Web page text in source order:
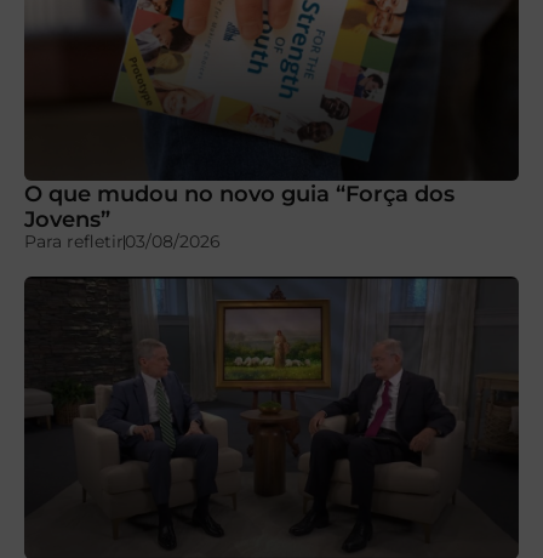
O que mudou no novo guia “Força dos
Jovens”
Para refletir03/08/2026